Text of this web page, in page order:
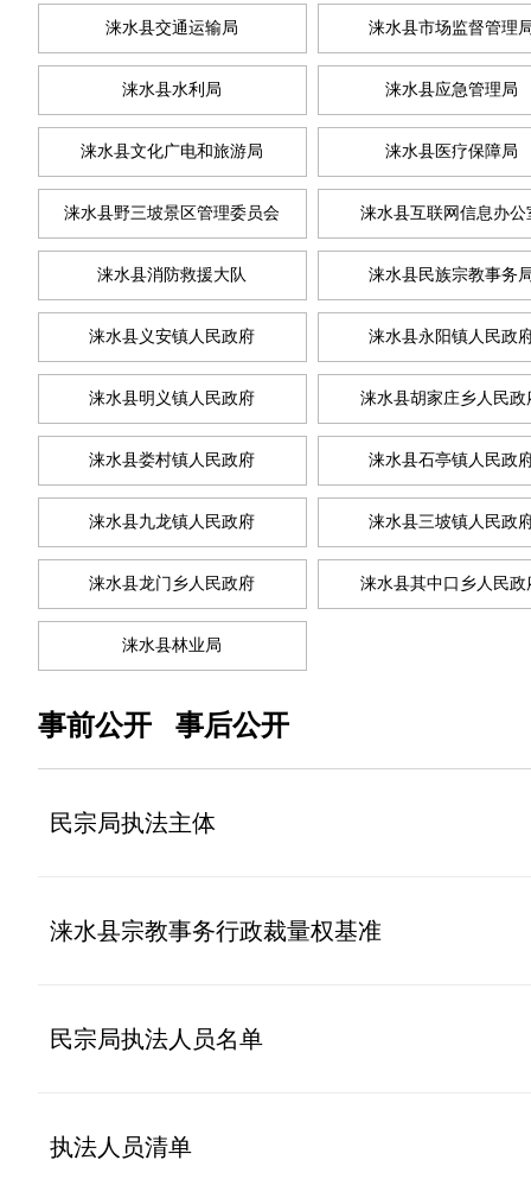
涞水县交通运输局 涞水县市场监督管理
涞水县水利局 涞水县应急管理局
涞水县文化广电和旅游局 涞水县医疗保障局
涞水县野三坡景区管理委员会 涞水县互联网信息办公
涞水县消防救援大队 涞水县民族宗教事务
涞水县义安镇人民政府 涞水县永阳镇人民政
涞水县明义镇人民政府 涞水县胡家庄乡人民政
涞水县娄村镇人民政府 涞水县石亭镇人民政
涞水县九龙镇人民政府 涞水县三坡镇人民政
涞水县龙门乡人民政府 涞水县其中口乡人民政
涞水县林业局
事前公开 事后公开
民宗局执法主体
涞水县宗教事务行政裁量权基准
民宗局执法人员名单
执法人员清单